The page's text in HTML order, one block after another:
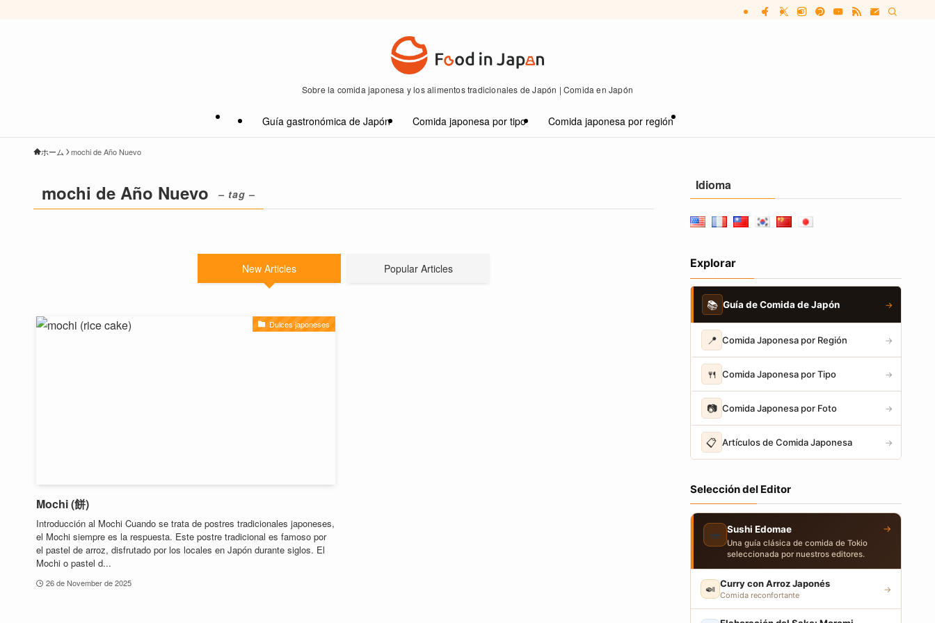
Sobre la comida japonesa y los alimentos tradicionales de Japón | Comida en Japón
Guía gastronómica de Japón Comida japonesa por tipo Comida japonesa por región
ホーム mochi de Año Nuevo
mochi de Año Nuevo – tag –
New Articles Popular Articles
Dulces japoneses
Mochi (餅)
Introducción al Mochi Cuando se trata de postres tradicionales japoneses,
el Mochi siempre es la respuesta. Este postre tradicional es famoso por
el pastel de arroz, disfrutado por los locales en Japón durante siglos. El
Mochi o pastel d...
26 de November de 2025
Idioma
Explorar
📚 Guía de Comida de Japón →
📍 Comida Japonesa por Región →
🍴 Comida Japonesa por Tipo →
📷 Comida Japonesa por Foto →
📋 Artículos de Comida Japonesa →
Selección del Editor
🍣 Sushi Edomae
Una guía clásica de comida de Tokio
seleccionada por nuestros editores.
→
🍛 Curry con Arroz Japonés
Comida reconfortante
→